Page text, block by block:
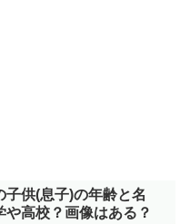
子供(息子)の年齢と名
や高校？画像はある？